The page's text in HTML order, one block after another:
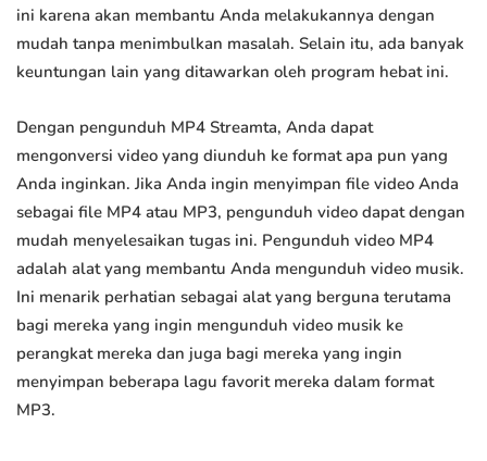
ini karena akan membantu Anda melakukannya dengan
mudah tanpa menimbulkan masalah. Selain itu, ada banyak
keuntungan lain yang ditawarkan oleh program hebat ini.
Dengan pengunduh MP4 Streamta, Anda dapat
mengonversi video yang diunduh ke format apa pun yang
Anda inginkan. Jika Anda ingin menyimpan file video Anda
sebagai file MP4 atau MP3, pengunduh video dapat dengan
mudah menyelesaikan tugas ini. Pengunduh video MP4
adalah alat yang membantu Anda mengunduh video musik.
Ini menarik perhatian sebagai alat yang berguna terutama
bagi mereka yang ingin mengunduh video musik ke
perangkat mereka dan juga bagi mereka yang ingin
menyimpan beberapa lagu favorit mereka dalam format
MP3.